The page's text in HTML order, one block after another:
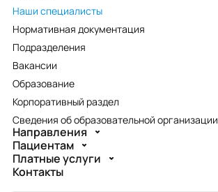
Наши специалисты
Нормативная документация
Подразделения
Вакансии
Образование
Корпоративный раздел
Сведения об образовательной организации
Направления
Пациентам
Платные услуги
Контакты